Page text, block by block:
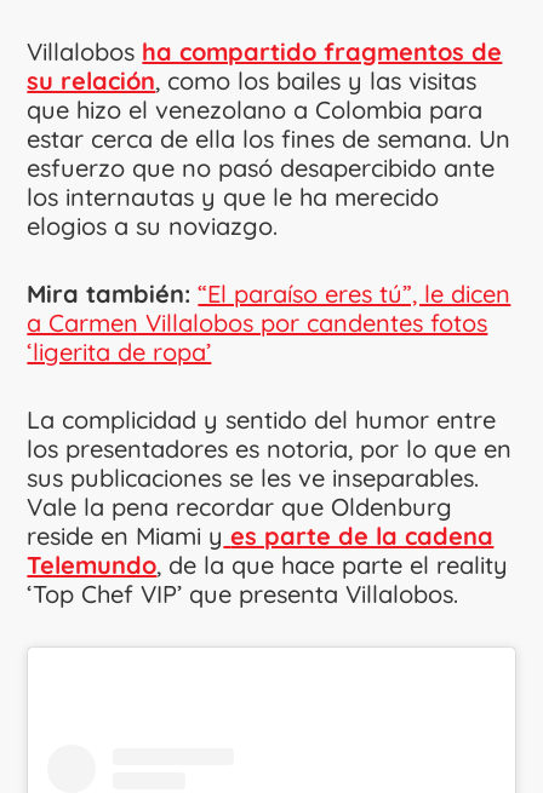
Villalobos ha compartido fragmentos de
su relación, como los bailes y las visitas
que hizo el venezolano a Colombia para
estar cerca de ella los fines de semana. Un
esfuerzo que no pasó desapercibido ante
los internautas y que le ha merecido
elogios a su noviazgo.
Mira también:“El paraíso eres tú”, le dicen
a Carmen Villalobos por candentes fotos
‘ligerita de ropa’
La complicidad y sentido del humor entre
los presentadores es notoria, por lo que en
sus publicaciones se les ve inseparables.
Vale la pena recordar que Oldenburg
reside en Miami y es parte de la cadena
Telemundo, de la que hace parte el reality
‘Top Chef VIP’ que presenta Villalobos.